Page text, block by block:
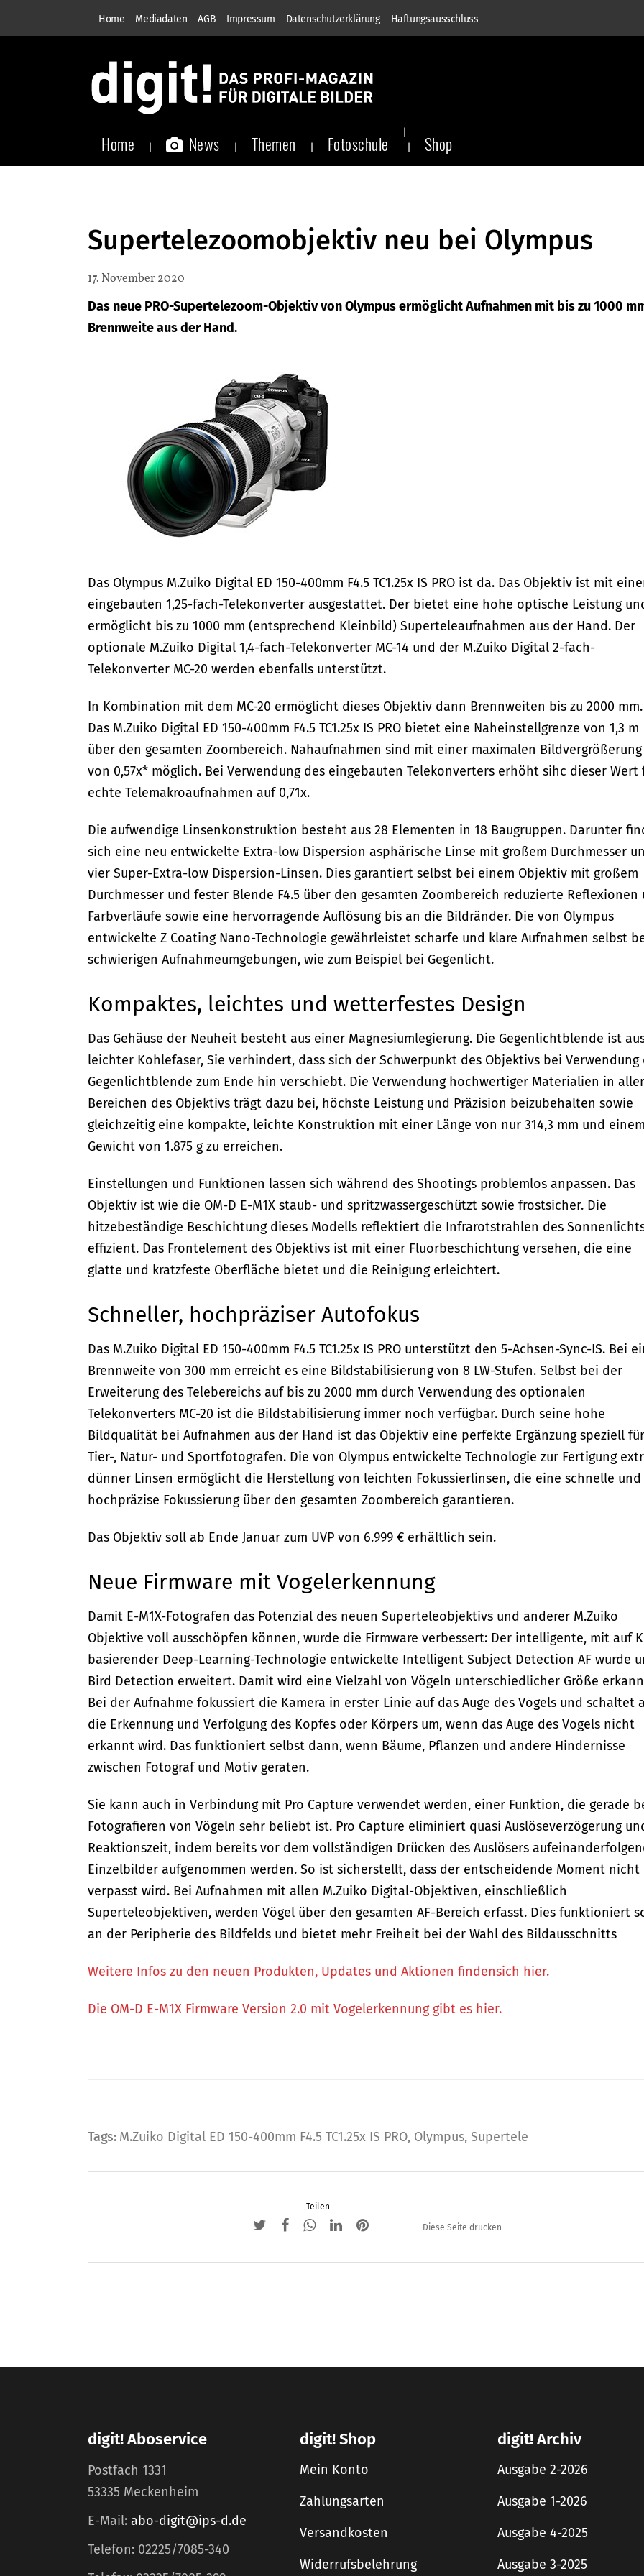
Home Mediadaten AGB Impressum Datenschutzerklärung Haftungsausschluss
Home News Themen Fotoschule Shop
Supertelezoomobjektiv neu bei Olympus
17. November 2020
Das neue PRO-Supertelezoom-Objektiv von Olympus ermöglicht Aufnahmen mit bis zu 1000
Brennweite aus der Hand.
Das Olympus M.Zuiko Digital ED 150-400mm F4.5 TC1.25x IS PRO ist da. Das Objektiv ist mit
eingebauten 1,25-fach-Telekonverter ausgestattet. Der bietet eine hohe optische Leistung
ermöglicht bis zu 1000 mm (entsprechend Kleinbild) Superteleaufnahmen aus der Hand. Der
optionale M.Zuiko Digital 1,4-fach-Telekonverter MC-14 und der M.Zuiko Digital 2-fach-
Telekonverter MC-20 werden ebenfalls unterstützt.
In Kombination mit dem MC-20 ermöglicht dieses Objektiv dann Brennweiten bis zu 2000 mm.
Das M.Zuiko Digital ED 150-400mm F4.5 TC1.25x IS PRO bietet eine Naheinstellgrenze von 1,3 m
über den gesamten Zoombereich. Nahaufnahmen sind mit einer maximalen Bildvergrößerung
von 0,57x* möglich. Bei Verwendung des eingebauten Telekonverters erhöht sihc dieser Wert
echte Telemakroaufnahmen auf 0,71x.
Die aufwendige Linsenkonstruktion besteht aus 28 Elementen in 18 Baugruppen. Darunter
sich eine neu entwickelte Extra-low Dispersion asphärische Linse mit großem Durchmesser
vier Super-Extra-low Dispersion-Linsen. Dies garantiert selbst bei einem Objektiv mit großem
Durchmesser und fester Blende F4.5 über den gesamten Zoombereich reduzierte Reflexionen
Farbverläufe sowie eine hervorragende Auflösung bis an die Bildränder. Die von Olympus
entwickelte Z Coating Nano-Technologie gewährleistet scharfe und klare Aufnahmen selbst
schwierigen Aufnahmeumgebungen, wie zum Beispiel bei Gegenlicht.
Kompaktes, leichtes und wetterfestes Design
Das Gehäuse der Neuheit besteht aus einer Magnesiumlegierung. Die Gegenlichtblende ist
leichter Kohlefaser, Sie verhindert, dass sich der Schwerpunkt des Objektivs bei Verwendung
Gegenlichtblende zum Ende hin verschiebt. Die Verwendung hochwertiger Materialien in
Bereichen des Objektivs trägt dazu bei, höchste Leistung und Präzision beizubehalten sowie
gleichzeitig eine kompakte, leichte Konstruktion mit einer Länge von nur 314,3 mm und einem
Gewicht von 1.875 g zu erreichen.
Einstellungen und Funktionen lassen sich während des Shootings problemlos anpassen. Das
Objektiv ist wie die OM-D E-M1X staub- und spritzwassergeschützt sowie frostsicher. Die
hitzebeständige Beschichtung dieses Modells reflektiert die Infrarotstrahlen des
effizient. Das Frontelement des Objektivs ist mit einer Fluorbeschichtung versehen, die eine
glatte und kratzfeste Oberfläche bietet und die Reinigung erleichtert.
Schneller, hochpräziser Autofokus
Das M.Zuiko Digital ED 150-400mm F4.5 TC1.25x IS PRO unterstützt den 5-Achsen-Sync-IS. Bei
Brennweite von 300 mm erreicht es eine Bildstabilisierung von 8 LW-Stufen. Selbst bei der
Erweiterung des Telebereichs auf bis zu 2000 mm durch Verwendung des optionalen
Telekonverters MC-20 ist die Bildstabilisierung immer noch verfügbar. Durch seine hohe
Bildqualität bei Aufnahmen aus der Hand ist das Objektiv eine perfekte Ergänzung speziell für
Tier-, Natur- und Sportfotografen. Die von Olympus entwickelte Technologie zur Fertigung
dünner Linsen ermöglicht die Herstellung von leichten Fokussierlinsen, die eine schnelle und
hochpräzise Fokussierung über den gesamten Zoombereich garantieren.
Das Objektiv soll ab Ende Januar zum UVP von 6.999 € erhältlich sein.
Neue Firmware mit Vogelerkennung
Damit E-M1X-Fotografen das Potenzial des neuen Superteleobjektivs und anderer M.Zuiko
Objektive voll ausschöpfen können, wurde die Firmware verbessert: Der intelligente, mit auf
basierender Deep-Learning-Technologie entwickelte Intelligent Subject Detection AF wurde
Bird Detection erweitert. Damit wird eine Vielzahl von Vögeln unterschiedlicher Größe
Bei der Aufnahme fokussiert die Kamera in erster Linie auf das Auge des Vogels und schaltet
die Erkennung und Verfolgung des Kopfes oder Körpers um, wenn das Auge des Vogels nicht
erkannt wird. Das funktioniert selbst dann, wenn Bäume, Pflanzen und andere Hindernisse
zwischen Fotograf und Motiv geraten.
Sie kann auch in Verbindung mit Pro Capture verwendet werden, einer Funktion, die gerade
Fotografieren von Vögeln sehr beliebt ist. Pro Capture eliminiert quasi Auslöseverzögerung
Reaktionszeit, indem bereits vor dem vollständigen Drücken des Auslösers
Einzelbilder aufgenommen werden. So ist sicherstellt, dass der entscheidende Moment nicht
verpasst wird. Bei Aufnahmen mit allen M.Zuiko Digital-Objektiven, einschließlich
Superteleobjektiven, werden Vögel über den gesamten AF-Bereich erfasst. Dies funktioniert
an der Peripherie des Bildfelds und bietet mehr Freiheit bei der Wahl des Bildausschnitts
Weitere Infos zu den neuen Produkten, Updates und Aktionen findensich hier.
Die OM-D E-M1X Firmware Version 2.0 mit Vogelerkennung gibt es hier.
Tags: M.Zuiko Digital ED 150-400mm F4.5 TC1.25x IS PRO, Olympus, Supertele
Teilen
Diese Seite drucken
digit! Aboservice
Postfach 1331
53335 Meckenheim
E-Mail: abo-digit@ips-d.de
Telefon: 02225/7085-340
digit! Shop
Mein Konto
Zahlungsarten
Versandkosten
Widerrufsbelehrung
digit! Archiv
Ausgabe 2-2026
Ausgabe 1-2026
Ausgabe 4-2025
Ausgabe 3-2025